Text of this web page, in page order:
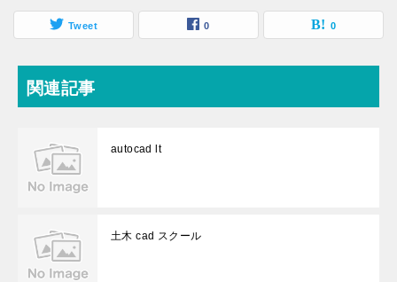
Tweet 0 0
関連記事
autocad lt
土木 cad スクール